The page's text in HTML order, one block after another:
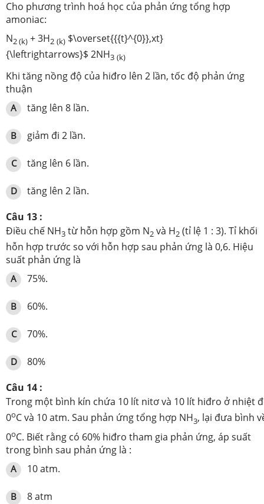
Cho phương trình hoá học của phản ứng tổng hợp
amoniac:
N2 (k) + 3H2 (k) $\overset{{{t}^{0}},xt}
{\leftrightarrows}$ 2NH3 (k)
Khi tăng nồng độ của hiđro lên 2 lần, tốc độ phản ứng
thuận
A tăng lên 8 lần.
B giảm đi 2 lần.
C tăng lên 6 lần.
D
tăng lên 2 lần.
Câu 13 :
Điều chế NH3 từ hỗn hợp gồm N2 và H2 (tỉ lệ 1 : 3). Tỉ khối
hỗn hợp trước so với hỗn hợp sau phản ứng là 0,6. Hiệu
suất phản ứng là
A 75%.
B 60%.
C 70%.
D
80%
Câu 14 :
Trong một bình kín chứa 10 lít nitơ và 10 lít hiđro ở nhiệt
0oC và 10 atm. Sau phản ứng tổng hợp NH3, lại đưa bình
0oC. Biết rằng có 60% hiđro tham gia phản ứng, áp suất
trong bình sau phản ứng là :
A 10 atm.
B 8 atm